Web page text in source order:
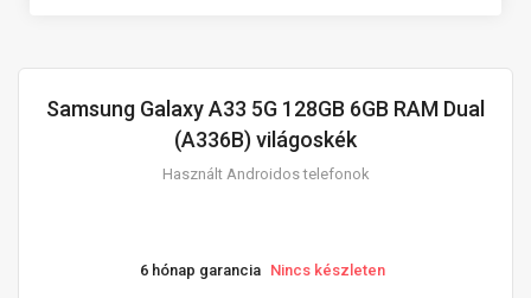
Samsung Galaxy A33 5G 128GB 6GB RAM Dual
(A336B) világoskék
Használt Androidos telefonok
6 hónap garancia Nincs készleten